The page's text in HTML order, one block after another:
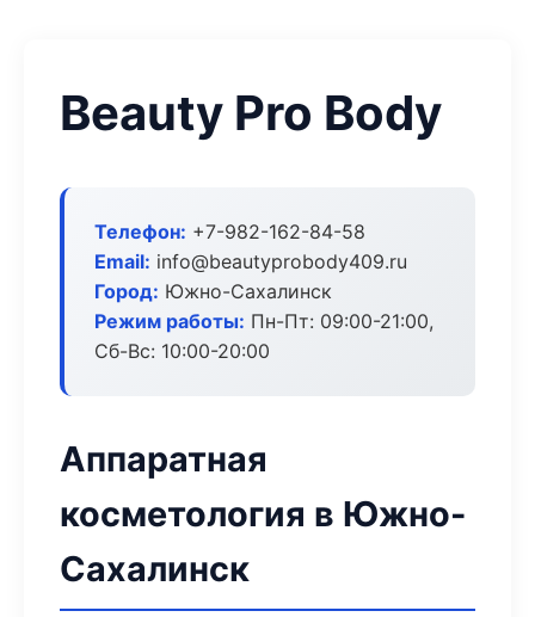
Beauty Pro Body
Телефон: +7-982-162-84-58
Email: info@beautyprobody409.ru
Город: Южно-Сахалинск
Режим работы: Пн-Пт: 09:00-21:00,
Сб-Вс: 10:00-20:00
Аппаратная
косметология в Южно-
Сахалинск